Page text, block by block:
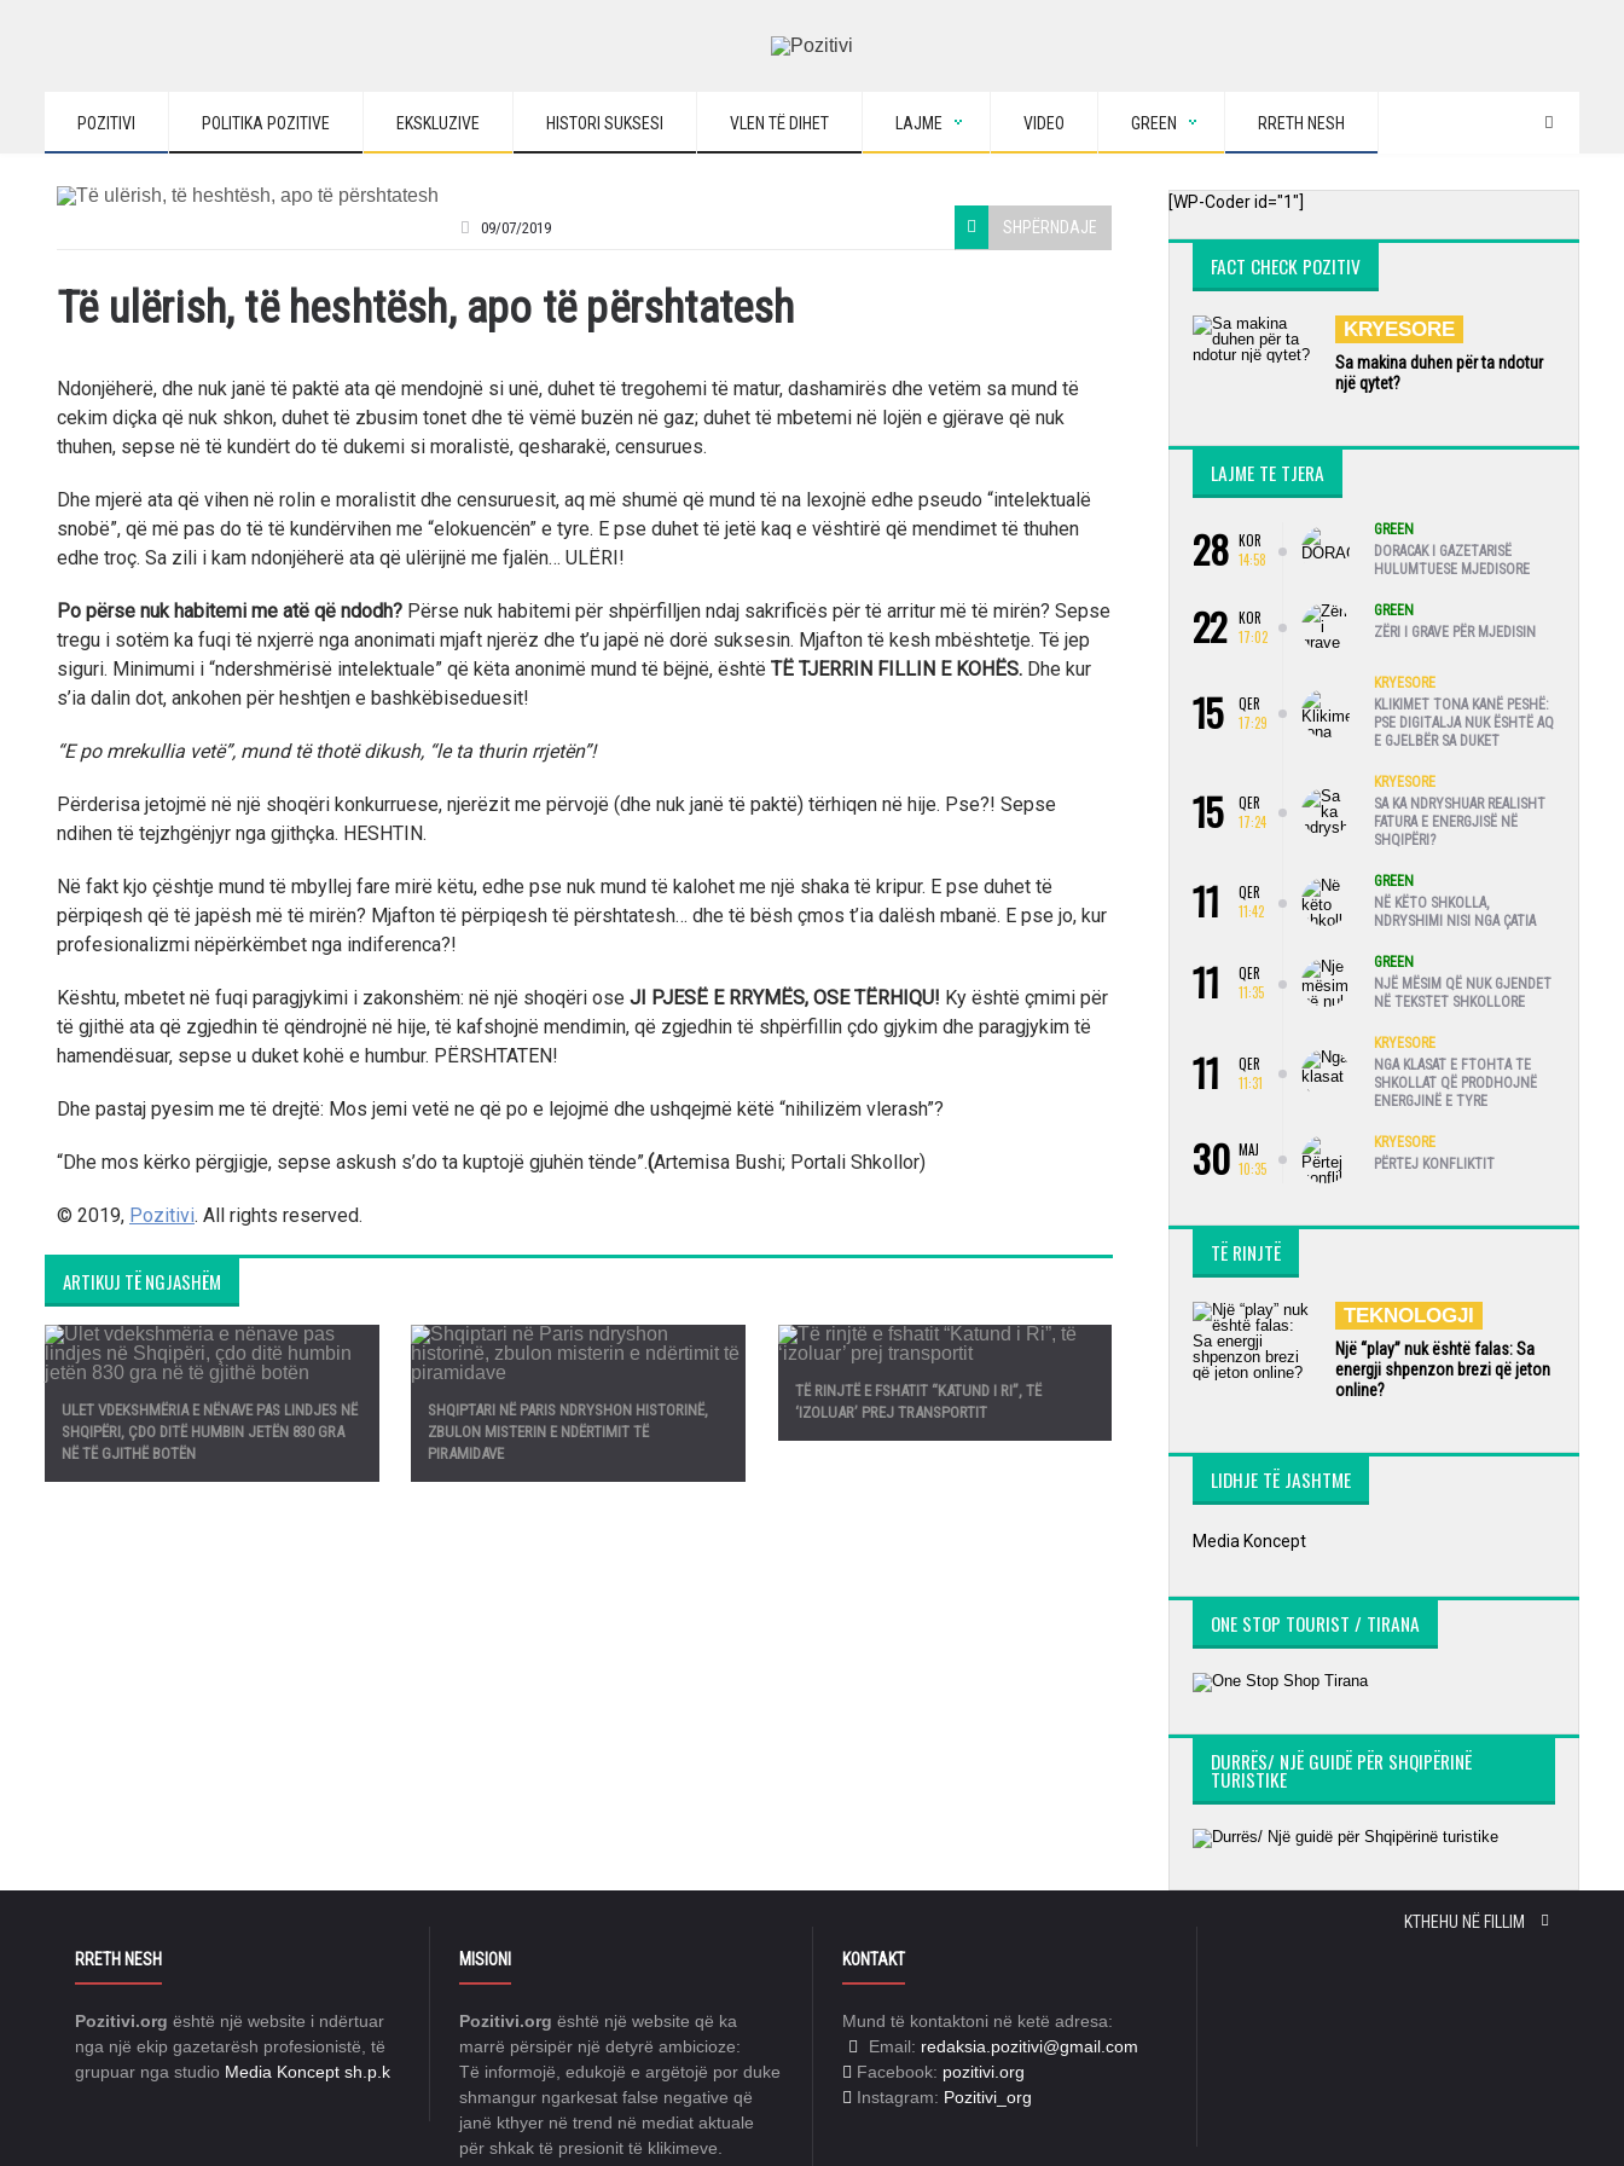
POZITIVI POLITIKA POZITIVE EKSKLUZIVE HISTORI SUKSESI VLEN TË DIHET LAJME VIDEO GREEN RRETH NESH
09/07/2019 SHPËRNDAJE
Të ulërish, të heshtësh, apo të përshtatesh
Ndonjëherë, dhe nuk janë të paktë ata që mendojnë si unë, duhet të tregohemi të matur, dashamirës dhe vetëm sa mund të
cekim diçka që nuk shkon, duhet të zbusim tonet dhe të vëmë buzën në gaz; duhet të mbetemi në lojën e gjërave që nuk
thuhen, sepse në të kundërt do të dukemi si moralistë, qesharakë, censurues.
Dhe mjerë ata që vihen në rolin e moralistit dhe censuruesit, aq më shumë që mund të na lexojnë edhe pseudo “intelektualë
snobë”, që më pas do të të kundërvihen me “elokuencën” e tyre. E pse duhet të jetë kaq e vështirë që mendimet të thuhen
edhe troç. Sa zili i kam ndonjëherë ata që ulërijnë me fjalën… ULËRI!
Po përse nuk habitemi me atë që ndodh? Përse nuk habitemi për shpërfilljen ndaj sakrificës për të arritur më të mirën? Sepse
tregu i sotëm ka fuqi të nxjerrë nga anonimati mjaft njerëz dhe t’u japë në dorë suksesin. Mjafton të kesh mbështetje. Të jep
siguri. Minimumi i “ndershmërisë intelektuale” që këta anonimë mund të bëjnë, është TË TJERRIN FILLIN E KOHËS. Dhe kur
s’ia dalin dot, ankohen për heshtjen e bashkëbiseduesit!
“E po mrekullia vetë”, mund të thotë dikush, “le ta thurin rrjetën”!
Përderisa jetojmë në një shoqëri konkurruese, njerëzit me përvojë (dhe nuk janë të paktë) tërhiqen në hije. Pse?! Sepse
ndihen të tejzhgënjyr nga gjithçka. HESHTIN.
Në fakt kjo çështje mund të mbyllej fare mirë këtu, edhe pse nuk mund të kalohet me një shaka të kripur. E pse duhet të
përpiqesh që të japësh më të mirën? Mjafton të përpiqesh të përshtatesh… dhe të bësh çmos t’ia dalësh mbanë. E pse jo, kur
profesionalizmi nëpërkëmbet nga indiferenca?!
Kështu, mbetet në fuqi paragjykimi i zakonshëm: në një shoqëri ose JI PJESË E RRYMËS, OSE TËRHIQU! Ky është çmimi për
të gjithë ata që zgjedhin të qëndrojnë në hije, të kafshojnë mendimin, që zgjedhin të shpërfillin çdo gjykim dhe paragjykim të
hamendësuar, sepse u duket kohë e humbur. PËRSHTATEN!
Dhe pastaj pyesim me të drejtë: Mos jemi vetë ne që po e lejojmë dhe ushqejmë këtë “nihilizëm vlerash”?
“Dhe mos kërko përgjigje, sepse askush s’do ta kuptojë gjuhën tënde”.(Artemisa Bushi; Portali Shkollor)
© 2019, Pozitivi. All rights reserved.
ARTIKUJ TË NGJASHËM
ULET VDEKSHMËRIA E NËNAVE PAS LINDJES NË
SHQIPËRI, ÇDO DITË HUMBIN JETËN 830 GRA
NË TË GJITHË BOTËN
SHQIPTARI NË PARIS NDRYSHON HISTORINË,
ZBULON MISTERIN E NDËRTIMIT TË
PIRAMIDAVE
TË RINJTË E FSHATIT “KATUND I RI”, TË
‘IZOLUAR’ PREJ TRANSPORTIT
[WP-Coder id="1"]
FACT CHECK POZITIV
KRYESORE
Sa makina duhen për ta ndotur
një qytet?
LAJME TE TJERA
28 KOR
14:58
GREEN
DORACAK I GAZETARISË
HULUMTUESE MJEDISORE
22
KOR
17:02
GREEN
ZËRI I GRAVE PËR MJEDISIN
15
QER
17:29
KRYESORE
KLIKIMET TONA KANË PESHË:
PSE DIGITALJA NUK ËSHTË AQ
E GJELBËR SA DUKET
15
QER
17:24
KRYESORE
SA KA NDRYSHUAR REALISHT
FATURA E ENERGJISË NË
SHQIPËRI?
11
QER
11:42
GREEN
NË KËTO SHKOLLA,
NDRYSHIMI NISI NGA ÇATIA
11
QER
11:35
GREEN
NJË MËSIM QË NUK GJENDET
NË TEKSTET SHKOLLORE
11
QER
11:31
KRYESORE
NGA KLASAT E FTOHTA TE
SHKOLLAT QË PRODHOJNË
ENERGJINË E TYRE
30 MAJ
10:35
KRYESORE
PËRTEJ KONFLIKTIT
TË RINJTË
TEKNOLOGJI
Një “play” nuk është falas: Sa
energji shpenzon brezi që jeton
online?
LIDHJE TË JASHTME
Media Koncept
ONE STOP TOURIST / TIRANA
DURRËS/ NJË GUIDË PËR SHQIPËRINË
TURISTIKE
KTHEHU NË FILLIM
RRETH NESH
Pozitivi.org është një website i ndërtuar
nga një ekip gazetarësh profesionistë, të
grupuar nga studio Media Koncept sh.p.k
MISIONI
Pozitivi.org është një website që ka
marrë përsipër një detyrë ambicioze:
Të informojë, edukojë e argëtojë por duke
shmangur ngarkesat false negative që
janë kthyer në trend në mediat aktuale
për shkak të presionit të klikimeve.
KONTAKT
Mund të kontaktoni në ketë adresa:
Email: redaksia.pozitivi@gmail.com
Facebook: pozitivi.org
Instagram: Pozitivi_org